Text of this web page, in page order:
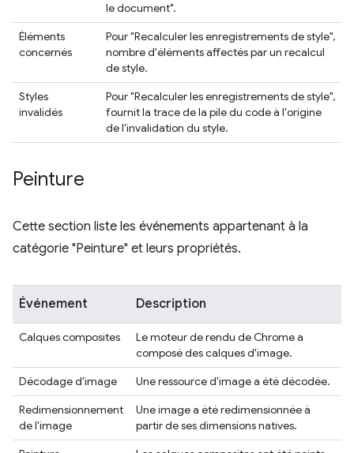
le document".
Éléments
concernés
Pour "Recalculer les enregistrements de style",
nombre d'éléments affectés par un recalcul
de style.
Styles
invalidés
Pour "Recalculer les enregistrements de style",
fournit la trace de la pile du code à l'origine
de l'invalidation du style.
Peinture
Cette section liste les événements appartenant à la
catégorie "Peinture" et leurs propriétés.
Événement Description
Calques composites
Le moteur de rendu de Chrome a
composé des calques d'image.
Décodage d'image
Une ressource d'image a été décodée.
Redimensionnement
de l'image
Une image a été redimensionnée à
partir de ses dimensions natives.